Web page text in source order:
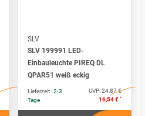
SLV
SLV 199991 LED-
Einbauleuchte PIREQ DL
QPAR51 weiß eckig
Lieferzeit :2-3
Tage
UVP:24,87 €
16,54 € *